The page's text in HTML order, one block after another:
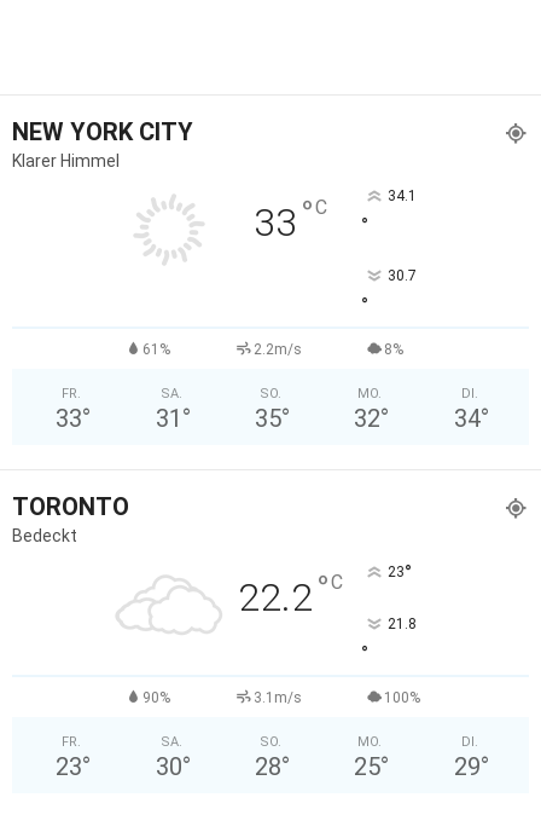
NEW YORK CITY
Klarer Himmel
33 °C 34.1
°
30.7
°
61% 2.2m/s 8%
FR.
33°
SA.
31 °
SO.
35°
MO.
32°
DI.
34°
TORONTO
Bedeckt
22.2°C 23°
21.8
°
90% 3.1m/s 100%
FR.
23°
SA.
30°
SO.
28°
MO.
25°
DI.
29°